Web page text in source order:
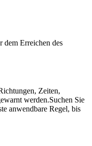
dem Erreichen des
Zeiten,
werden.Suchen Sie
anwendbare Regel, bis